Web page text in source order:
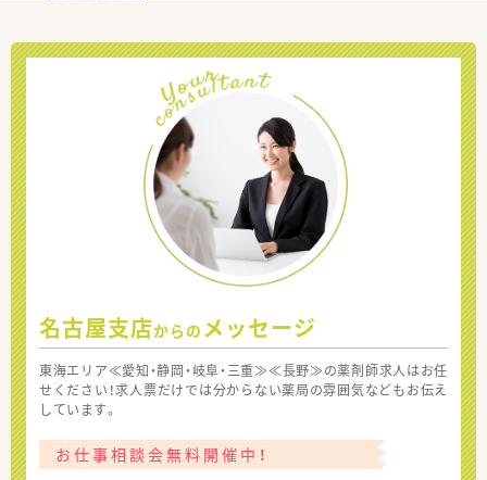
名古屋支店からの メッセージ
東海エリア≪愛知・静岡・岐阜・三重≫≪長野≫の薬剤師求人はお任
せください！求人票だけでは分からない薬局の雰囲気などもお伝え
しています。
お仕事相談会無料開催中！